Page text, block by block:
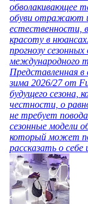
обволакивающее
обуви отражают
естественности,
красоту в
прогнозу
международного
Представленная
зима 2026/27 от
будущего сезона,
честности, о
не требует
сезонные модели
который может
рассказать о себе